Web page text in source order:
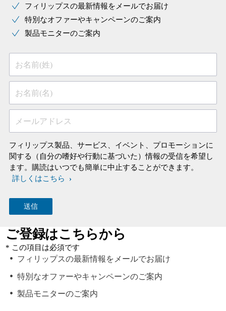
フィリップスの最新情報をメールでお届け
特別なオファーやキャンペーンのご案内
製品モニターのご案内
お名前(姓)
お名前(名)
メールアドレス
フィリップス製品、サービス、イベント、プロモーションに
関する（自分の嗜好や行動に基づいた）情報の受信を希望し
ます。購読はいつでも簡単に中止することができます。
詳しくはこちら
ご登録はこちらから
* この項目は必須です
フィリップスの最新情報をメールでお届け
特別なオファーやキャンペーンのご案内
製品モニターのご案内